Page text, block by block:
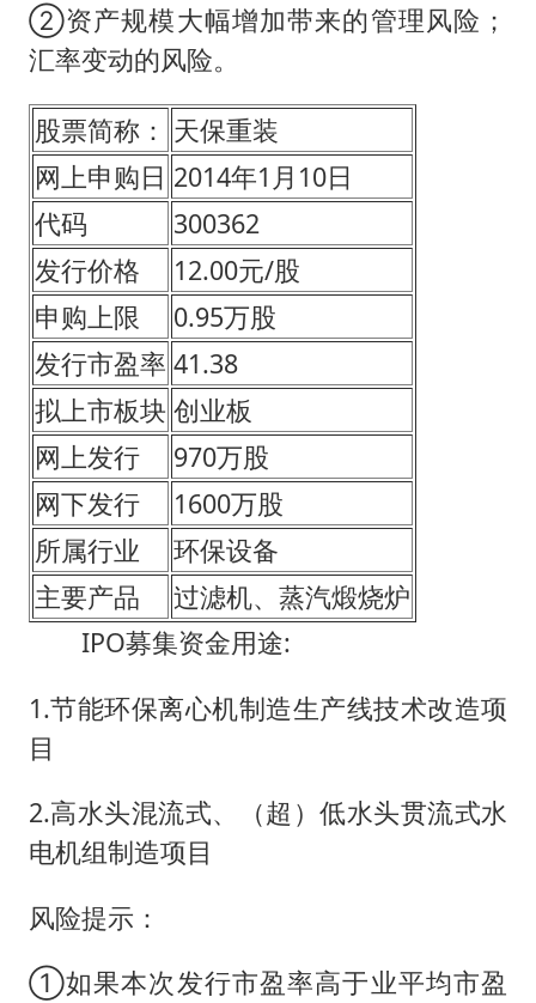
②资产规模大幅增加带来的管理风险；
汇率变动的风险。
股票简称： 天保重装
网上申购日 2014年1月10日
代码
300362
发行价格
12.00元/股
申购上限
0.95万股
发行市盈率 41.38
拟上市板块 创业板
网上发行
970万股
网下发行
1600万股
所属行业
环保设备
主要产品
过滤机、蒸汽煅烧炉
IPO募集资金用途:
1.节能环保离心机制造生产线技术改造项
目
2.高水头混流式、（超）低水头贯流式水
电机组制造项目
风险提示：
①如果本次发行市盈率高于业平均市盈